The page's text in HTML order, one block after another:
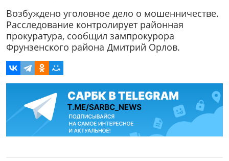
Возбуждено уголовное дело о мошенничестве.
Расследование контролирует районная
прокуратура, сообщил зампрокурора
Фрунзенского района Дмитрий Орлов.